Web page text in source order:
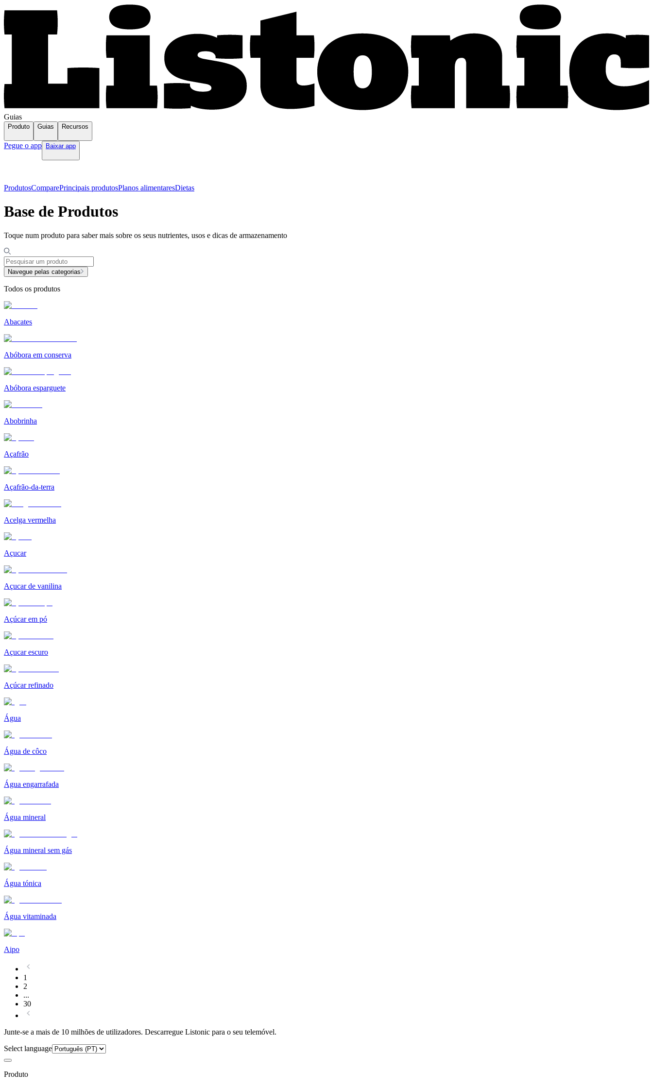
Guias
Produto Guias Recursos
Pegue o app Baixar app
ProdutosComparePrincipais produtosPlanos alimentaresDietas
Base de Produtos
Toque num produto para saber mais sobre os seus nutrientes, usos e dicas de armazenamento
Navegue pelas categorias
Todos os produtos
Abacates
Abóbora em conserva
Abóbora esparguete
Abobrinha
Açafrão
Açafrão-da-terra
Acelga vermelha
Açucar
Açucar de vanilina
Açúcar em pó
Açucar escuro
Açúcar refinado
Água
Água de côco
Água engarrafada
Água mineral
Água mineral sem gás
Água tónica
Água vitaminada
Aipo
1
2
...
30
Junte-se a mais de 10 milhões de utilizadores. Descarregue Listonic para o seu telemóvel.
Select language
Produto